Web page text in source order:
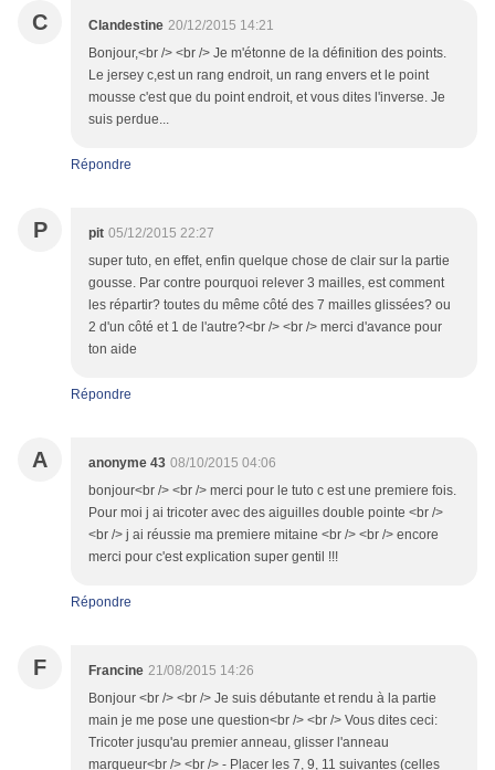
C Clandestine 20/12/2015 14:21
Bonjour,<br /> <br /> Je m'étonne de la définition des points.
Le jersey c,est un rang endroit, un rang envers et le point
mousse c'est que du point endroit, et vous dites l'inverse. Je
suis perdue...
Répondre
P pit 05/12/2015 22:27
super tuto, en effet, enfin quelque chose de clair sur la partie
gousse. Par contre pourquoi relever 3 mailles, est comment
les répartir? toutes du même côté des 7 mailles glissées? ou
2 d'un côté et 1 de l'autre?<br /> <br /> merci d'avance pour
ton aide
Répondre
A anonyme 43 08/10/2015 04:06
bonjour<br /> <br /> merci pour le tuto c est une premiere fois.
Pour moi j ai tricoter avec des aiguilles double pointe <br />
<br /> j ai réussie ma premiere mitaine <br /> <br /> encore
merci pour c'est explication super gentil !!!
Répondre
F Francine 21/08/2015 14:26
Bonjour <br /> <br /> Je suis débutante et rendu à la partie
main je me pose une question<br /> <br /> Vous dites ceci:
Tricoter jusqu'au premier anneau, glisser l'anneau
marqueur<br /> <br /> - Placer les 7, 9, 11 suivantes (celles